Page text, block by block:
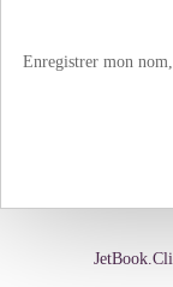
Enregistrer mon